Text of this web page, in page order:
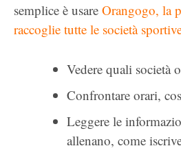
semplice è usare Orangogo, la
raccoglie tutte le società
Vedere quali società
Confrontare orari,
Leggere le
allenano, come